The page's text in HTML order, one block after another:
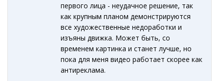
первого лица - неудачное решение, так
как крупным планом демонстрируются
все художественные недоработки и
изъяны движка. Может быть, со
временем картинка и станет лучше, но
пока для меня видео работает скорее как
антиреклама.